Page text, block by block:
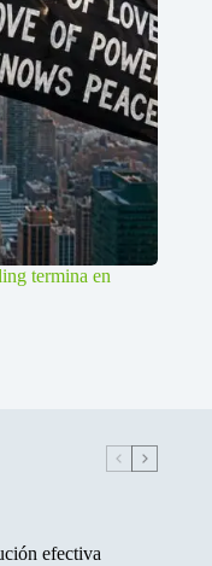
termina en
efectiva